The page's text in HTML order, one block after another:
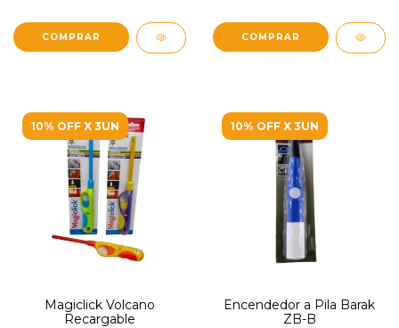
10% OFF X 3UN
Magiclick Volcano
Recargable
10% OFF X 3UN
Encendedor a Pila Barak
ZB-B